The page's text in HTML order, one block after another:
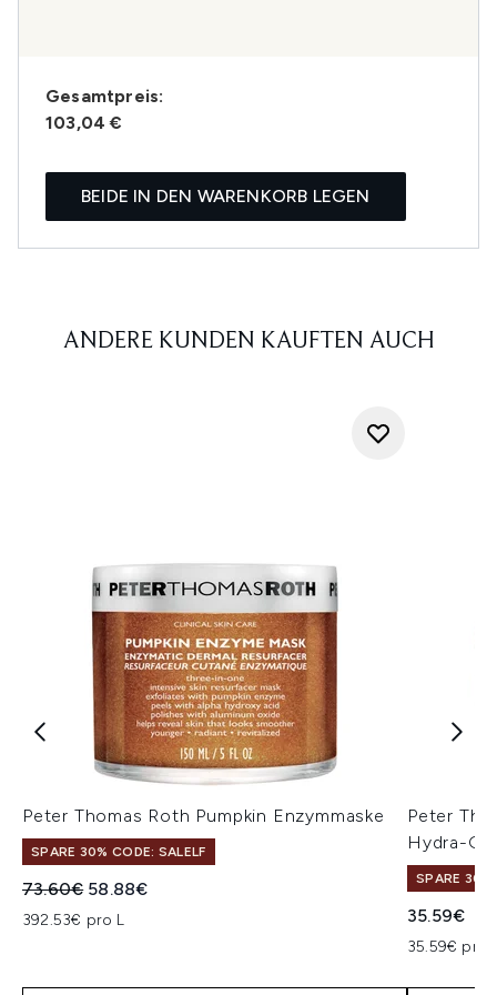
Gesamtpreis:
103,04 €
BEIDE IN DEN WARENKORB LEGEN
ANDERE KUNDEN KAUFTEN AUCH
Peter Thomas Roth Pumpkin Enzymmaske
SPARE 30% CODE: SALELF
Unverbindliche Preisempfehlung:
73.60€ Aktueller Preis:
58.88€
392.53€ pro L
Peter
Hydra-
SPARE 30%
35.59€
35.59€ pro